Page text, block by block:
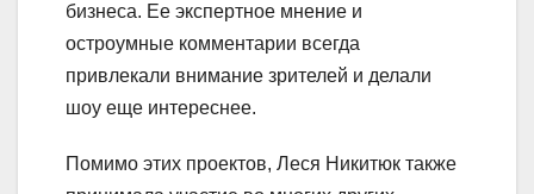
бизнеса. Ее экспертное мнение и
остроумные комментарии всегда
привлекали внимание зрителей и делали
шоу еще интереснее.
Помимо этих проектов, Леся Никитюк также